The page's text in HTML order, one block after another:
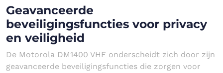
Geavanceerde
beveiligingsfuncties voor privacy
en veiligheid
De Motorola DM1400 VHF onderscheidt zich door zijn
geavanceerde beveiligingsfuncties die zorgen voor